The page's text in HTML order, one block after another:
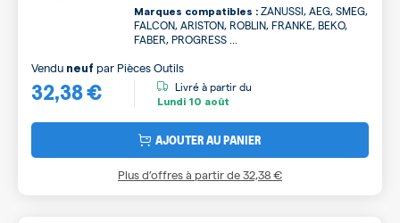
Marques compatibles : ZANUSSI, AEG, SMEG,
FALCON, ARISTON, ROBLIN, FRANKE, BEKO,
FABER, PROGRESS ...
32,38 €
Vendu neuf par Pièces Outils
Livré à partir du
Lundi 10 août
AJOUTER AU PANIER
Plus d’offres à partir de32,38 €